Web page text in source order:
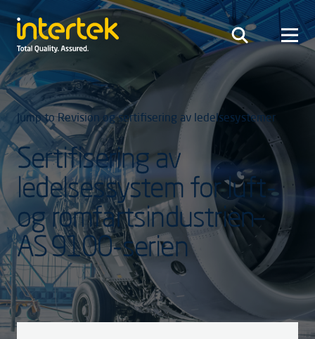
Jump to Revision og sertifisering av ledelsesystemer
Sertifisering av
ledelsessystem for luft-
og romfartsindustrien–
AS 9100-serien